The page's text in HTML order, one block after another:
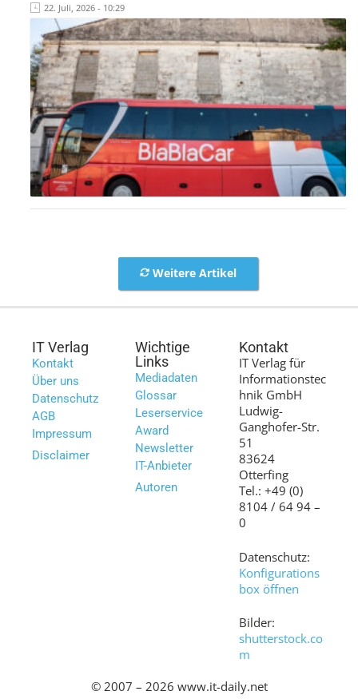
22. Juli, 2026 - 10:29
Weitere Artikel
IT Verlag
Kontakt
Über uns
Datenschutz
AGB
Impressum
Disclaimer
Wichtige
Links
Mediadaten
Glossar
Leserservice
Award
Newsletter
IT-Anbieter
Autoren
Kontakt
IT Verlag für
Informationstec
hnik GmbH
Ludwig-
Ganghofer-Str.
51
83624
Otterfing
Tel.: +49 (0)
8104 / 64 94 –
0
Datenschutz:
Konfigurations
box öffnen
Bilder:
shutterstock.co
m
© 2007 – 2026 www.it-daily.net